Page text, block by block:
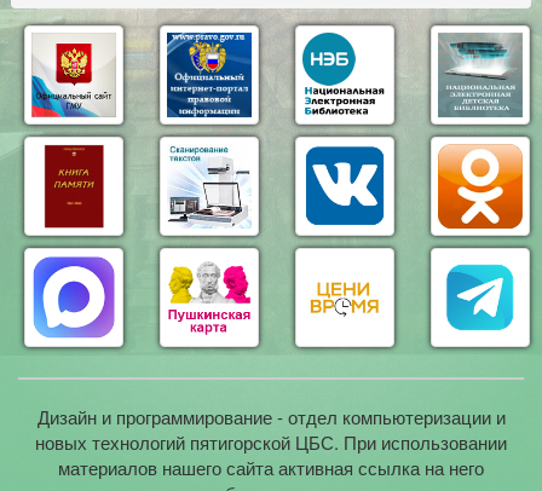
Дизайн и программирование - отдел компьютеризации и
новых технологий пятигорской ЦБС. При использовании
материалов нашего сайта активная ссылка на него